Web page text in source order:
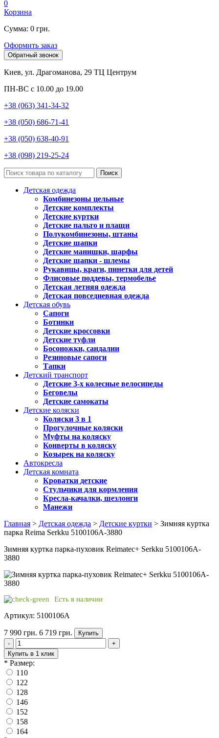
0
Корзина
Сумма: 0 грн.
Оформить заказ
Обратный звонок
Киев, ул. Драгоманова, 29 ТЦ Центрум
ПН-ВС с 10.00 до 19.00
+38 (063) 341-34-32
+38 (050) 686-71-41
+38 (050) 638-40-91
+38 (098) 219-25-24
Поиск
Детская одежда
Комбинезоны цельные
Детские комплекты
Детские куртки
Детские пальто и плащи
Полукомбинезоны, штаны
Детские шапки
Детские манишки, шарфы
Детские шапки - шлемы
Рукавицы, краги, пинетки для детей
Флисовые поддевы, термобелье
Детская летняя одежда
Детская повседневная одежда
Детская обувь
Сапоги
Ботинки
Детские кроссовки
Детские туфли
Босоножки, сандалии
Резиновые сапоги
Тапки
Детский транспорт
Детские 3-х колесные велосипеды
Беговелы
Детские самокаты
Детские коляски
Коляски 3 в 1
Прогулочные коляски
Муфты на коляску
Конверты в коляску
Козырек на коляску
Автокресла
Детская комната
Кроватки детские
Стульчики для кормления
Кресла-качалки, шезлонги
Манежи
Главная > Детская одежда > Детские куртки > Зимняя куртка
парка Reima Serkku 5100106A-3880
Зимняя куртка парка-пуховик Reimatec+ Serkku 5100106A-
3880
Есть в наличии
Артикул: 5100106A
7 990 грн. 6 719 грн.
Купить
-
+
Купить в 1 клик
* Размер:
110
122
128
146
152
158
164